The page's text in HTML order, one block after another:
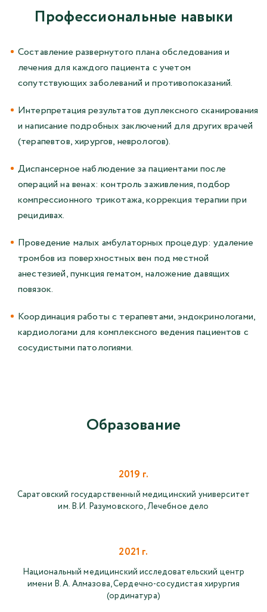
Профессиональные навыки
Составление развернутого плана обследования и
лечения для каждого пациента с учетом
сопутствующих заболеваний и противопоказаний.
Интерпретация результатов дуплексного сканирования
и написание подробных заключений для других врачей
(терапевтов, хирургов, неврологов).
Диспансерное наблюдение за пациентами после
операций на венах: контроль заживления, подбор
компрессионного трикотажа, коррекция терапии при
рецидивах.
Проведение малых амбулаторных процедур: удаление
тромбов из поверхностных вен под местной
анестезией, пункция гематом, наложение давящих
повязок.
Координация работы с терапевтами, эндокринологами,
кардиологами для комплексного ведения пациентов с
сосудистыми патологиями.
Образование
2019 г.
Саратовский государственный медицинский университет
им. В.И. Разумовского, Лечебное дело
2021 г.
Национальный медицинский исследовательский центр
имени В. А. Алмазова, Сердечно-сосудистая хирургия
(ординатура)